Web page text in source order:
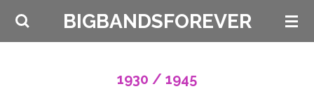
Ga
BIGBANDSFOREVER
1930 / 1945